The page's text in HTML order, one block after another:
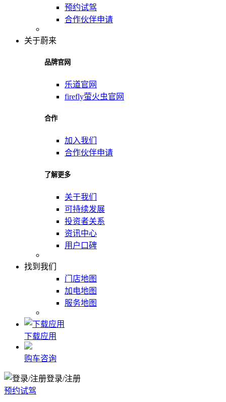
预约试驾
合作伙伴申请
关于蔚来
品牌官网
乐道官网
firefly萤火虫官网
合作
加入我们
合作伙伴申请
了解更多
关于我们
可持续发展
投资者关系
资讯中心
用户口碑
找到我们
门店地图
加电地图
服务地图
下载应用
购车咨询
登录/注册
预约试驾